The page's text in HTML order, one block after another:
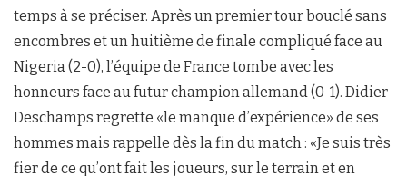
temps à se préciser. Après un premier tour bouclé sans
encombres et un huitième de finale compliqué face au
Nigeria (2-0), l’équipe de France tombe avec les
honneurs face au futur champion allemand (0-1). Didier
Deschamps regrette «le manque d’expérience» de ses
hommes mais rappelle dès la fin du match : «Je suis très
fier de ce qu’ont fait les joueurs, sur le terrain et en